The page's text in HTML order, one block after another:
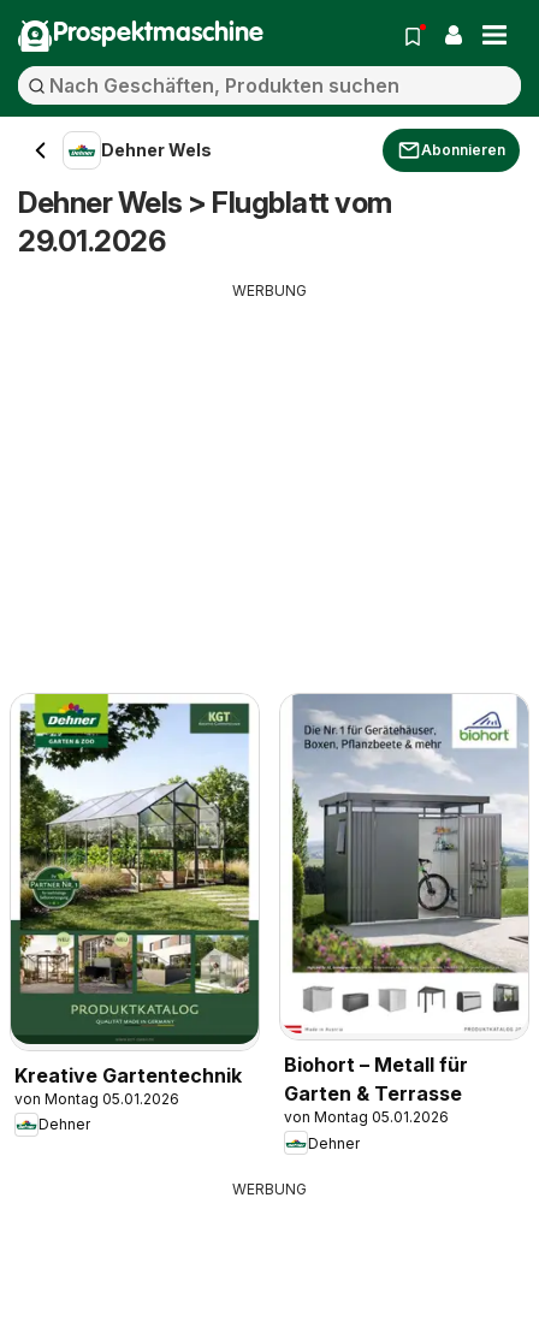
Prospektmaschine
Dehner Wels Abonnieren
Dehner Wels > Flugblatt vom
29.01.2026
WERBUNG
Kreative Gartentechnik
von Montag 05.01.2026
Dehner
Biohort – Metall für
Garten & Terrasse
von Montag 05.01.2026
Dehner
WERBUNG